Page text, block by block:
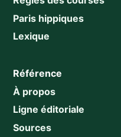
Paris hippiques
Lexique
Référence
À propos
Ligne éditoriale
Sources